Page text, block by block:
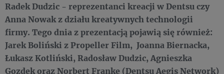
Radek Dudzic - reprezentanci kreacji w Dentsu czy
Anna Nowak z działu kreatywnych technologii
firmy. Tego dnia z prezentacją pojawią się również:
Jarek Boliński z Propeller Film, Joanna Biernacka,
Łukasz Kotliński, Radosław Dudzic, Agnieszka
Gozdek oraz Norbert Franke (Dentsu Aegis Network)